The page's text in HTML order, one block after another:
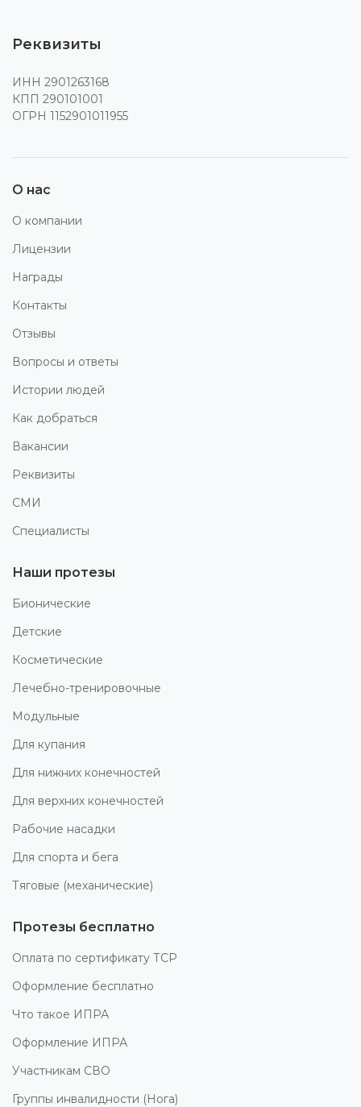
Реквизиты
ИНН 2901263168
КПП 290101001
ОГРН 1152901011955
О нас
О компании
Лицензии
Награды
Контакты
Отзывы
Вопросы и ответы
Истории людей
Как добраться
Вакансии
Реквизиты
СМИ
Специалисты
Наши протезы
Бионические
Детские
Косметические
Лечебно-тренировочные
Модульные
Для купания
Для нижних конечностей
Для верхних конечностей
Рабочие насадки
Для спорта и бега
Тяговые (механические)
Протезы бесплатно
Оплата по сертификату ТСР
Оформление бесплатно
Что такое ИПРА
Оформление ИПРА
Участникам СВО
Группы инвалидности (Нога)